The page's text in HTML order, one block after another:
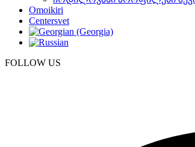
Omoikiri
Centersvet
FOLLOW US